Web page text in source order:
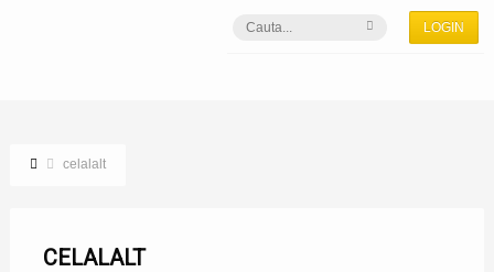
LOGIN
celalalt
CELALALT